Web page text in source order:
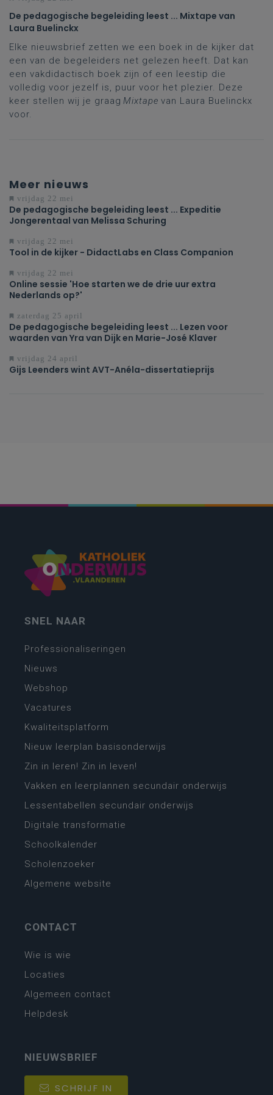
De pedagogische begeleiding leest ... Mixtape van
Laura Buelinckx
Elke nieuwsbrief zetten we een boek in de kijker dat
een van de begeleiders net gelezen heeft. Dat kan
een vakdidactisch boek zijn of een leestip die
volledig voor jezelf is, puur voor het plezier. Deze
keer stellen wij je graag Mixtape van Laura Buelinckx
voor.
Meer nieuws
vrijdag 22 mei
De pedagogische begeleiding leest ... Expeditie
Jongerentaal van Melissa Schuring
vrijdag 22 mei
Tool in de kijker - DidactLabs en Class Companion
vrijdag 22 mei
Online sessie 'Hoe starten we de drie uur extra
Nederlands op?'
zaterdag 25 april
De pedagogische begeleiding leest ... Lezen voor
waarden van Yra van Dijk en Marie-José Klaver
vrijdag 24 april
Gijs Leenders wint AVT-Anéla-dissertatieprijs
SNEL NAAR
Professionaliseringen
Nieuws
Webshop
Vacatures
Kwaliteitsplatform
Nieuw leerplan basisonderwijs
Zin in leren! Zin in leven!
Vakken en leerplannen secundair onderwijs
Lessentabellen secundair onderwijs
Digitale transformatie
Schoolkalender
Scholenzoeker
Algemene website
CONTACT
Wie is wie
Locaties
Algemeen contact
Helpdesk
NIEUWSBRIEF
SCHRIJF IN